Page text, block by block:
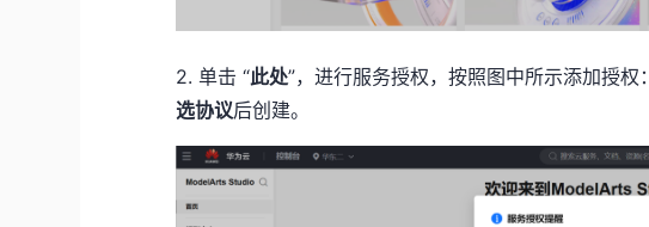
2. 单击 “此处”，进行服务授权，按照图中所示添加授权：
选协议后创建。